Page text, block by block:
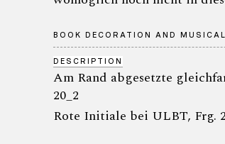
BOOK DECORATION AND
DESCRIPTION
Am Rand abgesetzte
20_2
Rote Initiale bei ULBT, Frg.